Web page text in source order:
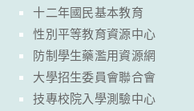
十二年國民基本教育
性別平等教育資源中心
防制學生藥濫用資源網
大學招生委員會聯合會
技專校院入學測驗中心